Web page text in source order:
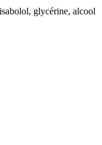
glycérine, alcool